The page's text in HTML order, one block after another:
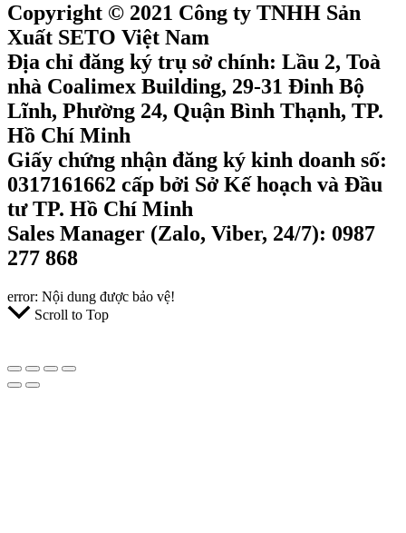
Copyright © 2021 Công ty TNHH Sản
Xuất SETO Việt Nam
Địa chỉ đăng ký trụ sở chính: Lầu 2, Toà
nhà Coalimex Building, 29-31 Đinh Bộ
Lĩnh, Phường 24, Quận Bình Thạnh, TP.
Hồ Chí Minh
Giấy chứng nhận đăng ký kinh doanh số:
0317161662 cấp bởi Sở Kế hoạch và Đầu
tư TP. Hồ Chí Minh
Sales Manager (Zalo, Viber, 24/7): 0987
277 868
error: Nội dung được bảo vệ!
Scroll to Top